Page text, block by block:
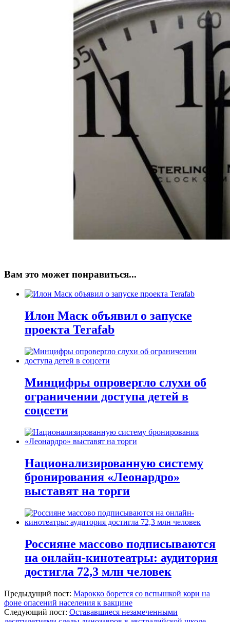
Вам это может понравиться...
Илон Маск объявил о запуске
проекта Terafab
Минцифры опровергло слухи об
ограничении доступа детей в
соцсети
Национализированную систему
бронирования «Леонардро»
выставят на торги
Россияне массово подписываются
на онлайн-кинотеатры: аудитория
достигла 72,3 млн человек
Предыдущий пост: Марокко борется со вспышкой кори на
фоне опасений населения к вакцине
Следующий пост: Остававшиеся незамеченными